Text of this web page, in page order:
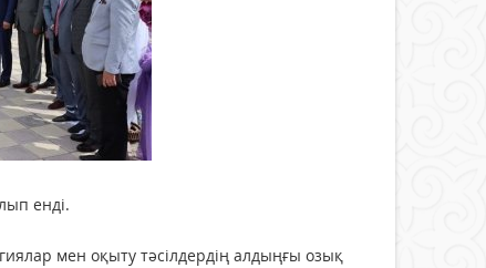
енді.
мен оқыту тәсілдердің алдыңғы озық